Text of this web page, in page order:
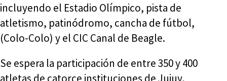
incluyendo el Estadio Olímpico, pista de
atletismo, patinódromo, cancha de fútbol,
(Colo-Colo) y el CIC Canal de Beagle.
Se espera la participación de entre 350 y 400
atletas de catorce instituciones de Jujuy,